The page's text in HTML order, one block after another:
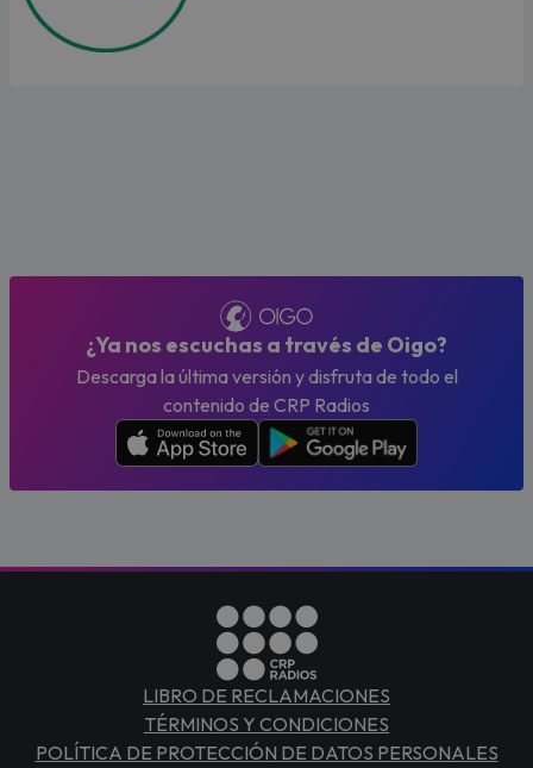
¿Ya nos escuchas a través de Oigo?
Descarga la última versión y disfruta de todo el
contenido de CRP Radios
LIBRO DE RECLAMACIONES
TÉRMINOS Y CONDICIONES
POLÍTICA DE PROTECCIÓN DE DATOS PERSONALES